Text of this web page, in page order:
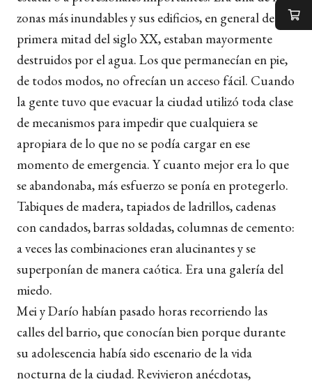
zonas más inundables y sus edificios, en general de la
primera mitad del siglo XX, estaban mayormente
destruidos por el agua. Los que permanecían en pie,
de todos modos, no ofrecían un acceso fácil. Cuando
la gente tuvo que evacuar la ciudad utilizó toda clase
de mecanismos para impedir que cualquiera se
apropiara de lo que no se podía cargar en ese
momento de emergencia. Y cuanto mejor era lo que
se abandonaba, más esfuerzo se ponía en protegerlo.
Tabiques de madera, tapiados de ladrillos, cadenas
con candados, barras soldadas, columnas de cemento:
a veces las combinaciones eran alucinantes y se
superponían de manera caótica. Era una galería del
miedo.
Mei y Darío habían pasado horas recorriendo las
calles del barrio, que conocían bien porque durante
su adolescencia había sido escenario de la vida
nocturna de la ciudad. Revivieron anécdotas,